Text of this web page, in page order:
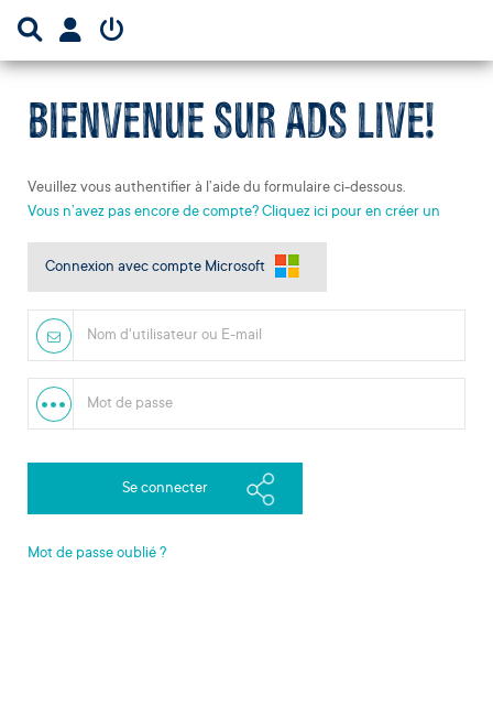
BIENVENUE SUR ADS LIVE!
Veuillez vous authentifier à l’aide du formulaire ci-dessous.
Vous n’avez pas encore de compte? Cliquez ici pour en créer un
Connexion avec compte Microsoft
Mot de passe oublié ?